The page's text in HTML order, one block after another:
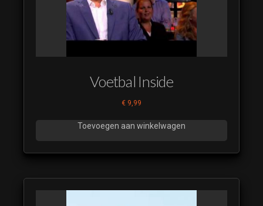
Voetbal Inside
€ 9,99
Toevoegen aan winkelwagen